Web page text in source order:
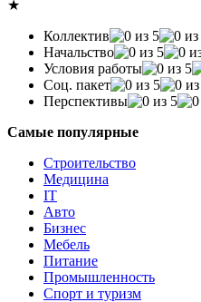
★
Коллектив
Начальство
Условия работы
Соц. пакет
Перспективы
Самые популярные
Строительство
Медицина
IT
Авто
Бизнес
Мебель
Питание
Промышленность
Спорт и туризм